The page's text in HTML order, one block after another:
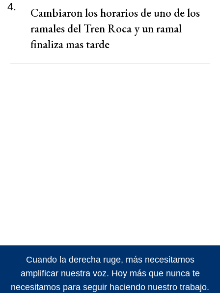
4.
Cambiaron los horarios de uno de los
ramales del Tren Roca y un ramal
finaliza mas tarde
Cuando la derecha ruge, más necesitamos
amplificar nuestra voz. Hoy más que nunca te
necesitamos para seguir haciendo nuestro trabajo.